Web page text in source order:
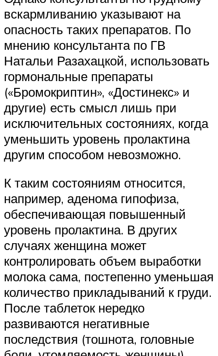
вскармливанию указывают на
опасность таких препаратов. По
мнению консультанта по ГВ
Натальи Разахацкой, использовать
гормональные препараты
(«Бромокриптин», «Достинекс» и
другие) есть смысл лишь при
исключительных состояниях, когда
уменьшить уровень пролактина
другим способом невозможно.
К таким состояниям относится,
например, аденома гипофиза,
обеспечивающая повышенный
уровень пролактина. В других
случаях женщина может
контролировать объем выработки
молока сама, постепенно уменьшая
количество прикладываний к груди.
После таблеток нередко
развиваются негативные
последствия (тошнота, головные